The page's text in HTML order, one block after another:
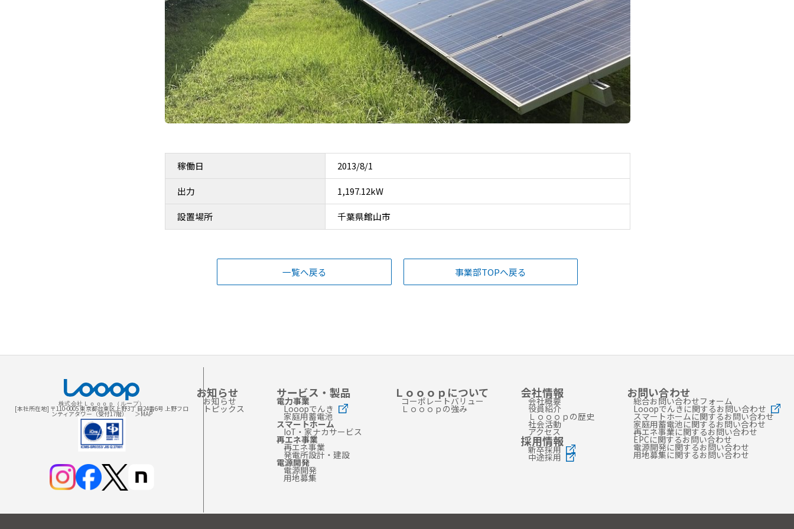
稼働日 2013/8/1
出力 1,197.12kW
設置場所 千葉県館山市
一覧へ戻る 事業部TOPへ戻る
株式会社Ｌｏｏｏｐ（ループ）
[本社所在地] 〒110-0005 東京都台東区上野3丁 目24番6号 上野フロ
ンティアタワー（受付17階） ＞MAP
お知らせ
お知らせ
トピックス
サービス・製品
電力事業
Looopでんき
家庭用蓄電池
スマートホーム
IoT・家ナカサービス
再エネ事業
再エネ事業
発電所設計・建設
電源開発
電源開発
用地募集
Ｌｏｏｏｐについて
コーポレートバリュー
Ｌｏｏｏｐの強み
会社情報
会社概要
役員紹介
Ｌｏｏｏｐの歴史
社会活動
アクセス
採用情報
新卒採用
中途採用
お問い合わせ
総合お問い合わせフォーム
Looopでんきに関するお問い合わせ
スマートホームに関するお問い合わせ
家庭用蓄電池に関するお問い合わせ
再エネ事業に関するお問い合わせ
EPCに関するお問い合わせ
電源開発に関するお問い合わせ
用地募集に関するお問い合わせ